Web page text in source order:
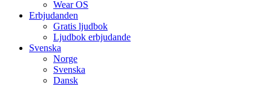
Wear OS
Erbjudanden
Gratis ljudbok
Ljudbok erbjudande
Svenska
Norge
Svenska
Dansk